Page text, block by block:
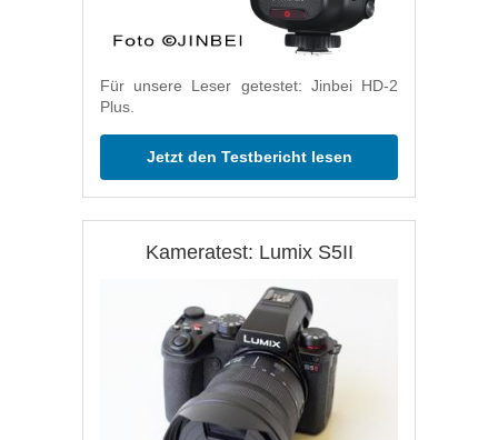
Für unsere Leser getestet: Jinbei HD-2
Plus.
Jetzt den Testbericht lesen
Kameratest: Lumix S5II